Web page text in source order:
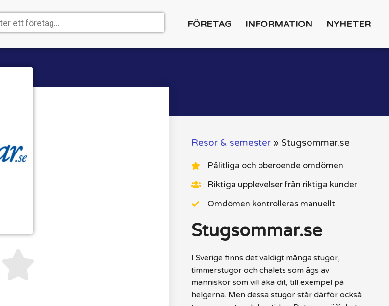
FÖRETAG INFORMATION NYHETER

Resor & semester» Stugsommar.se
Pålitliga och oberoende omdömen
Riktiga upplevelser från riktiga kunder
Omdömen kontrolleras manuellt
Stugsommar.se
I Sverige finns det väldigt många stugor,
timmerstugor och chalets som ägs av
människor som vill åka dit, till exempel på
helgerna. Men dessa stugor står därför också